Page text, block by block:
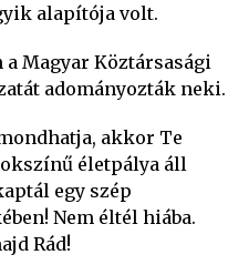
alapítója volt.
a Magyar Köztársasági
adományozták neki.
akkor Te
életpálya áll
egy szép
Nem éltél hiába.
Rád!